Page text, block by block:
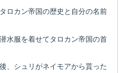
ロカン帝国の歴史と自分の名前
水服を着せてタロカン帝国の首
、シュリがネイモアから貰った